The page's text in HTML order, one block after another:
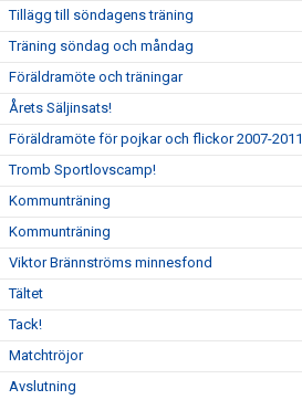
Tillägg till söndagens träning
Träning söndag och måndag
Föräldramöte och träningar
Årets Säljinsats!
Föräldramöte för pojkar och flickor 2007-2011
Tromb Sportlovscamp!
Kommunträning
Kommunträning
Viktor Brännströms minnesfond
Tältet
Tack!
Matchtröjor
Avslutning